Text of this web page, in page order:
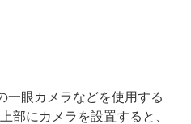
一眼カメラなどを使用する
部にカメラを設置すると、